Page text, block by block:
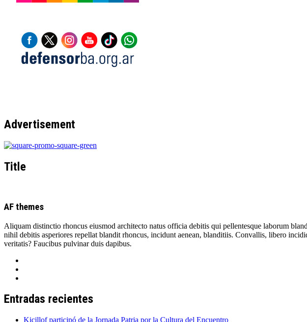
Advertisement
Title
AF themes
Aliquam distinctio rhoncus eiusmod architecto natus officia debitis qui pellentesque laborum
nihil debitis asperiores repellat blandit rhoncus, incidunt aenean, blanditiis. Convallis, libero
veritatis? Faucibus pulvinar duis dapibus.
Entradas recientes
Kicillof participó de la Jornada Patria por la Cultura del Encuentro